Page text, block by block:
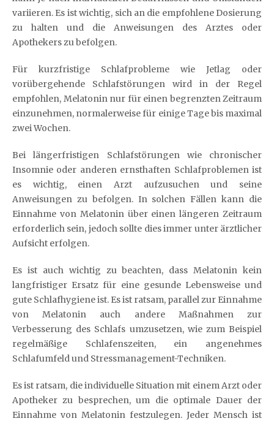
variieren. Es ist wichtig, sich an die empfohlene Dosierung
zu halten und die Anweisungen des Arztes oder
Apothekers zu befolgen.
Für kurzfristige Schlafprobleme wie Jetlag oder
vorübergehende Schlafstörungen wird in der Regel
empfohlen, Melatonin nur für einen begrenzten Zeitraum
einzunehmen, normalerweise für einige Tage bis maximal
zwei Wochen.
Bei längerfristigen Schlafstörungen wie chronischer
Insomnie oder anderen ernsthaften Schlafproblemen ist
es wichtig, einen Arzt aufzusuchen und seine
Anweisungen zu befolgen. In solchen Fällen kann die
Einnahme von Melatonin über einen längeren Zeitraum
erforderlich sein, jedoch sollte dies immer unter ärztlicher
Aufsicht erfolgen.
Es ist auch wichtig zu beachten, dass Melatonin kein
langfristiger Ersatz für eine gesunde Lebensweise und
gute Schlafhygiene ist. Es ist ratsam, parallel zur Einnahme
von Melatonin auch andere Maßnahmen zur
Verbesserung des Schlafs umzusetzen, wie zum Beispiel
regelmäßige Schlafenszeiten, ein angenehmes
Schlafumfeld und Stressmanagement-Techniken.
Es ist ratsam, die individuelle Situation mit einem Arzt oder
Apotheker zu besprechen, um die optimale Dauer der
Einnahme von Melatonin festzulegen. Jeder Mensch ist